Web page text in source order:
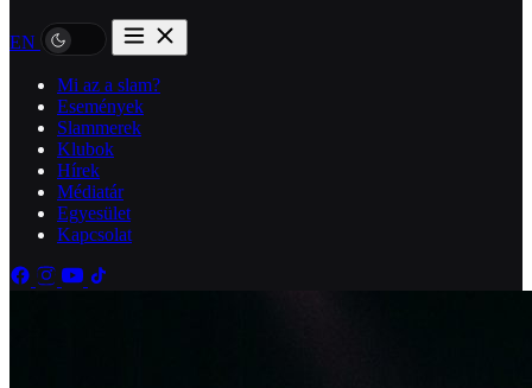
EN
Mi az a slam?
Események
Slammerek
Klubok
Hírek
Médiatár
Egyesület
Kapcsolat